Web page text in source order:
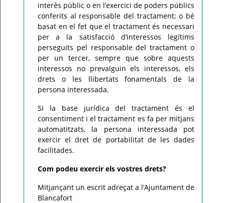
interès públic o en l’exercici de poders públics
conferits al responsable del tractament; o bé
basat en el fet que el tractament és necessari
per a la satisfacció d’interessos legítims
perseguits pel responsable del tractament o
per un tercer, sempre que sobre aquests
interessos no prevalguin els interessos, els
drets o les llibertats fonamentals de la
persona interessada.
Si la base jurídica del tractament és el
consentiment i el tractament es fa per mitjans
automatitzats, la persona interessada pot
exercir el dret de portabilitat de les dades
facilitades.
Com podeu exercir els vostres drets?
Mitjançant un escrit adreçat a l’Ajuntament de
Blancafort